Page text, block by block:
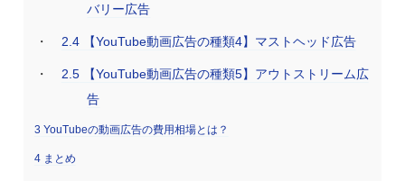
バリー広告
2.4【YouTube動画広告の種類4】マストヘッド広告
2.5【YouTube動画広告の種類5】アウトストリーム広
告
3 YouTubeの動画広告の費用相場とは？
4まとめ